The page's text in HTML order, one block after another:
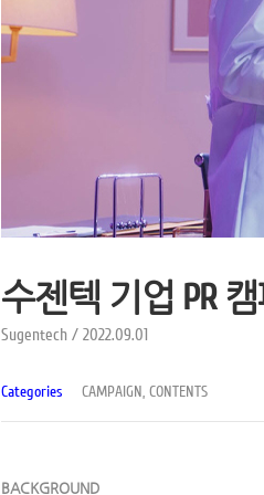
수젠텍 기업 PR
Sugentech / 2022.09.01
Categories CAMPAIGN, CONTENTS
BACKGROUND